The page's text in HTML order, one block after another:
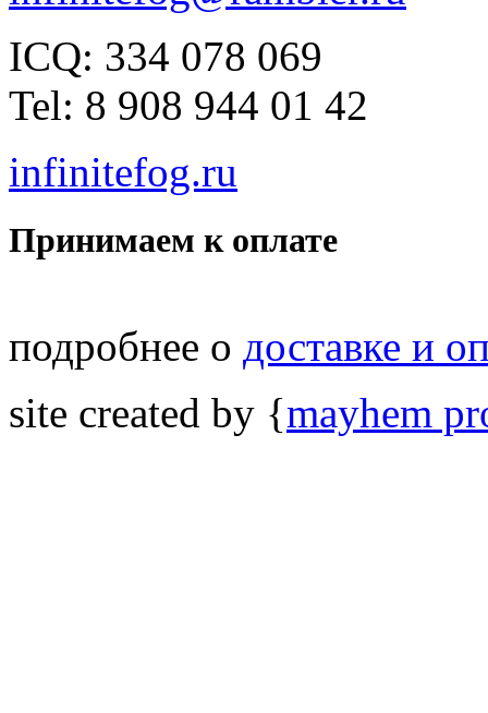
ICQ: 334 078 069
Tel: 8 908 944 01 42
infinitefog.ru
Принимаем к оплате
подробнее о доставке и
site created by {mayhem